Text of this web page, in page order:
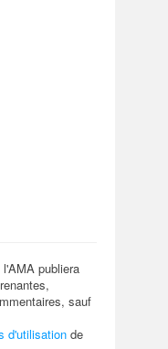
publiera
sauf
d'utilisation de